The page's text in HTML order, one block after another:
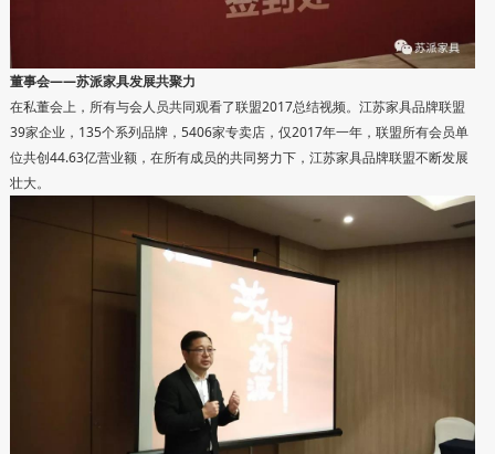
董事会——苏派家具发展共聚力
在私董会上，所有与会人员共同观看了联盟2017总结视频。江苏家具品牌联盟
39家企业，135个系列品牌，5406家专卖店，仅2017年一年，联盟所有会员单
位共创44.63亿营业额，在所有成员的共同努力下，江苏家具品牌联盟不断发展
壮大。